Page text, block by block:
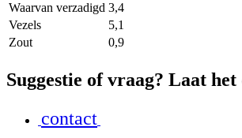
Waarvan verzadigd 3,4
Vezels
5,1
Zout
0,9
Suggestie of vraag? Laat het
contact